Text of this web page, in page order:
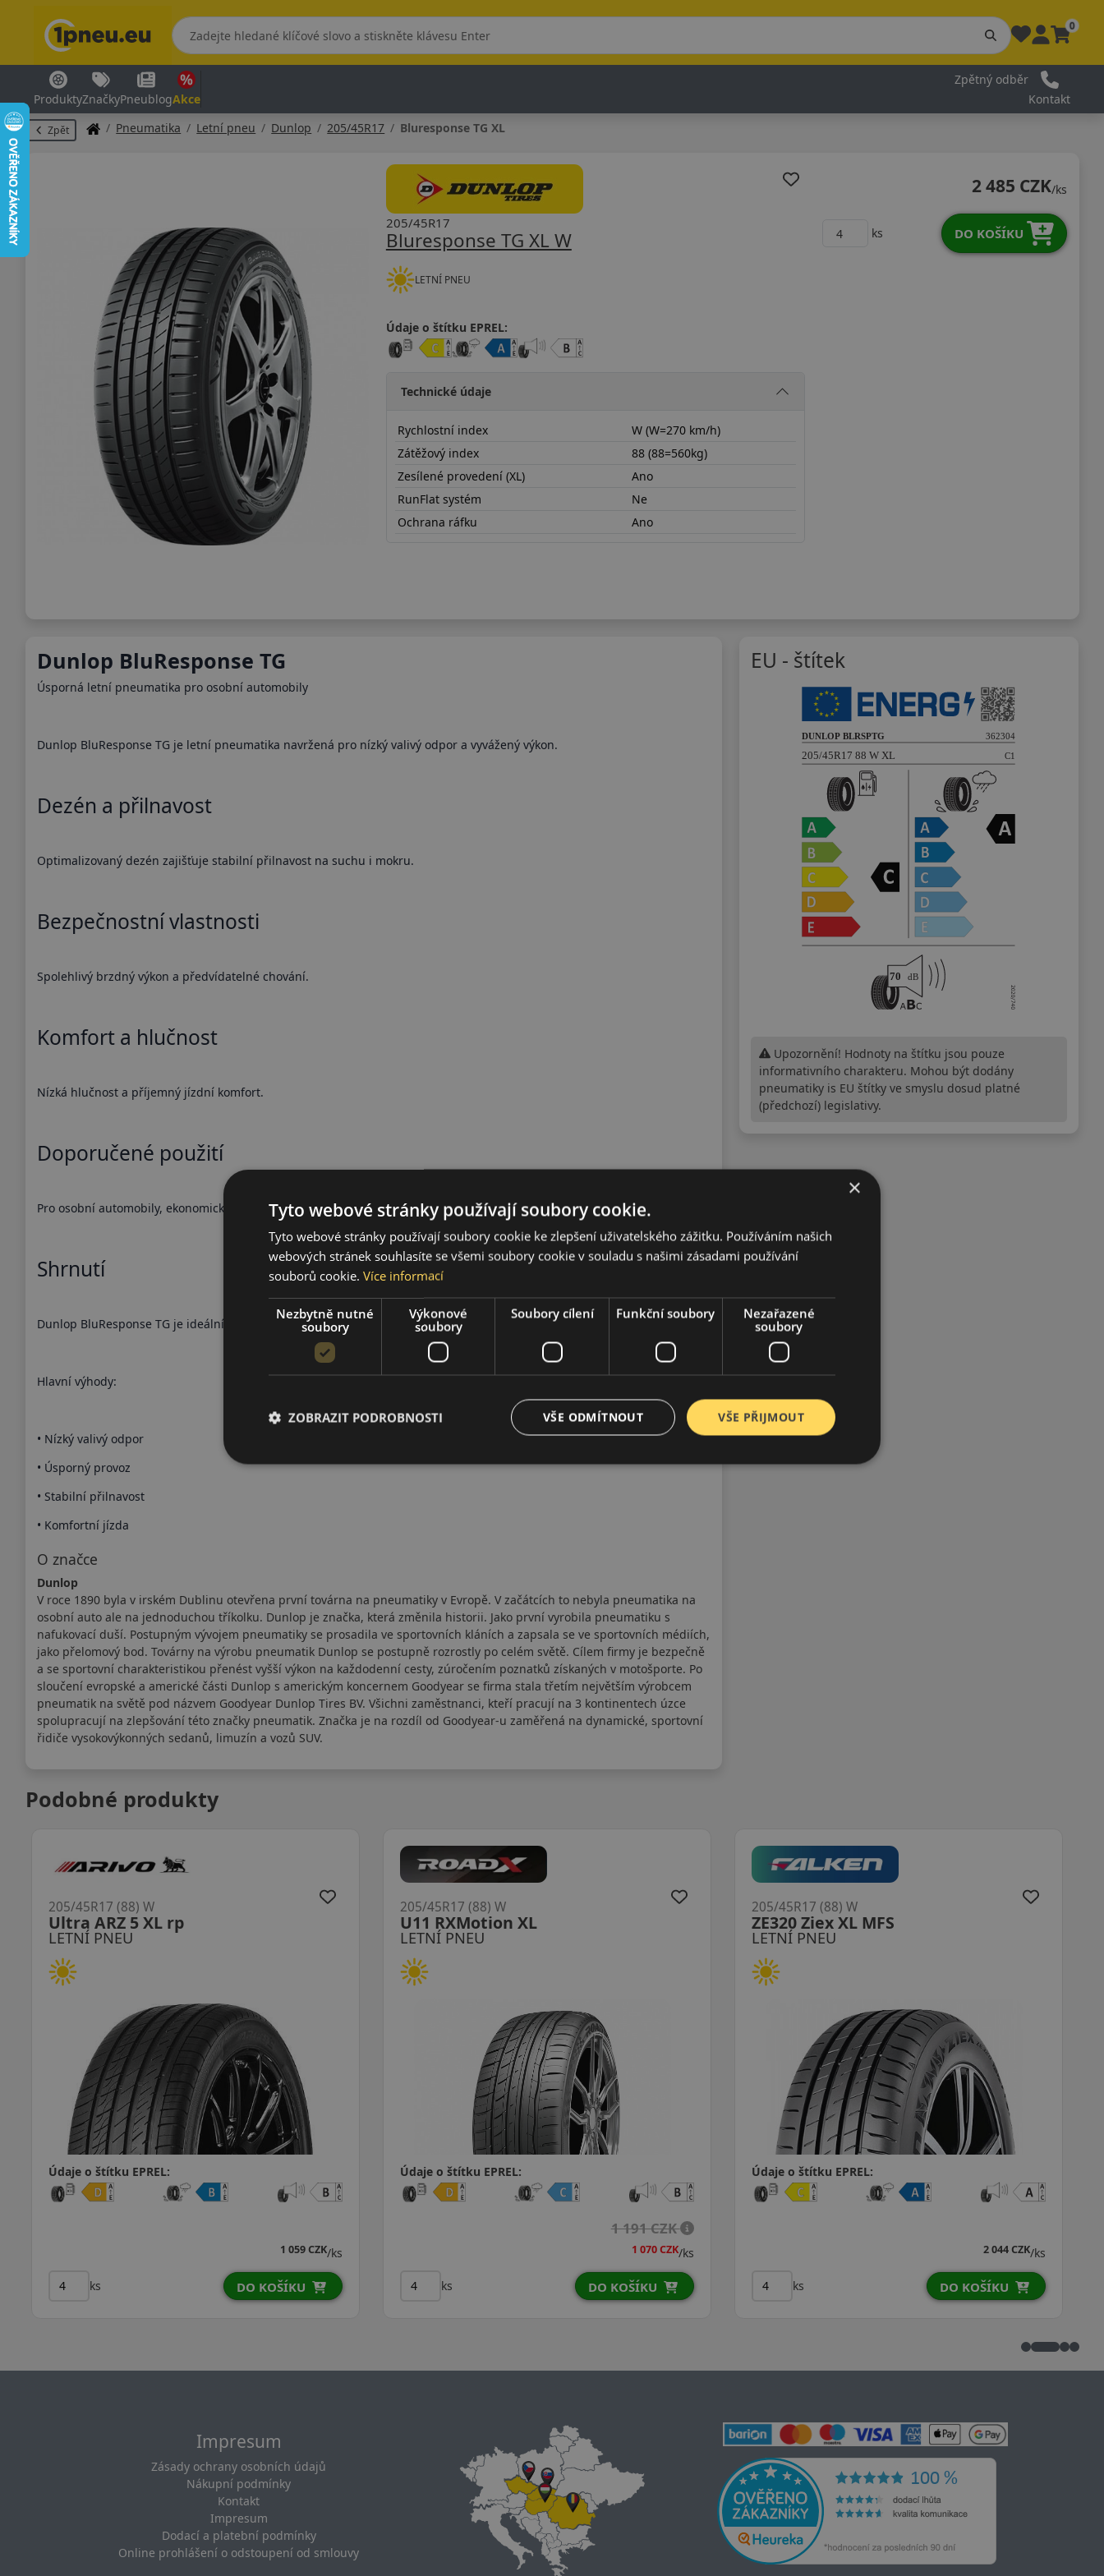
0
ProduktyZnačkyPneublogAkce
Zpětný odběr
Kontakt
Zpět Pneumatika Letní pneu Dunlop 205/45R17 Bluresponse TG XL
Bluresponse TG XL W
205/45R17
LETNÍ PNEU
Údaje o štítku EPREL:
Technické údaje
Rychlostní index
W (W=270 km/h)
Zátěžový index
88 (88=560kg)
Zesílené provedení (XL)
Ano
RunFlat systém
Ne
Ochrana ráfku
Ano
2 485 CZK/ks
ks DO KOŠÍKU
Dunlop BluResponse TG
Úsporná letní pneumatika pro osobní automobily
Dunlop BluResponse TG je letní pneumatika navržená pro nízký valivý odpor a vyvážený výkon.
Dezén a přilnavost
Optimalizovaný dezén zajišťuje stabilní přilnavost na suchu i mokru.
Bezpečnostní vlastnosti
Spolehlivý brzdný výkon a předvídatelné chování.
Komfort a hlučnost
Nízká hlučnost a příjemný jízdní komfort.
Doporučené použití
Pro osobní automobily, ekonomický letní provoz.
Shrnutí
Dunlop BluResponse TG je ideální volbou pro každodenní úspornou jízdu.
Hlavní výhody:
• Nízký valivý odpor
• Úsporný provoz
• Stabilní přilnavost
• Komfortní jízda
O značce
Dunlop
V roce 1890 byla v irském Dublinu otevřena první továrna na pneumatiky v Evropě. V začátcích to nebyla pneumatika na
osobní auto ale na jednoduchou tříkolku. Dunlop je značka, která změnila historii. Jako první vyrobila pneumatiku s
nafukovací duší. Postupným vývojem pneumatiky se prosadila ve sportovních kláních a zapsala se ve sportovních médiích,
jako přelomový bod. Továrny na výrobu pneumatik Dunlop se postupně rozrostly po celém světě. Cílem firmy je bezpečně
a se sportovní charakteristikou přenést vyšší výkon na každodenní cesty, zúročením poznatků získaných v motošporte. Po
sloučení evropské a americké části Dunlop s americkým koncernem Goodyear se firma stala třetím největším výrobcem
pneumatik na světě pod názvem Goodyear Dunlop Tires BV. Všichni zaměstnanci, kteří pracují na 3 kontinentech úzce
spolupracují na zlepšování této značky pneumatik. Značka je na rozdíl od Goodyear-u zaměřená na dynamické, sportovní
řidiče vysokovýkonných sedanů, limuzín a vozů SUV.
EU - štítek
Upozornění! Hodnoty na štítku jsou pouze
informativního charakteru. Mohou být dodány
pneumatiky is EU štítky ve smyslu dosud platné
(předchozí) legislativy.
Podobné produkty
LETNÍ PNEU
R888R Proxes XL 2G DOT22
205/45R17 (88) W
Údaje o štítku EPREL:
2 142 CZK/ks
ks DO KOŠÍKU
LETNÍ PNEU
ZE310EC XL MFS
205/45R17 (88) W
Údaje o štítku EPREL:
2 247 CZK/ks
ks DO KOŠÍKU
LETNÍ PNEU
NS-2R XL (180)
205/45R17 (88) W
Údaje o štítku EPREL:
2 638 CZK/ks
ks DO KOŠÍKU
Impresum
Zásady ochrany osobních údajů
Nákupní podmínky
Kontakt
Impresum
Dodací a platební podmínky
Online prohlášení o odstoupení od smlouvy
×
Tyto webové stránky používají soubory cookie.
Tyto webové stránky používají soubory cookie ke zlepšení uživatelského zážitku. Používáním našich
webových stránek souhlasíte se všemi soubory cookie v souladu s našimi zásadami používání
souborů cookie. Více informací
Nezbytně nutné
soubory
Výkonové
soubory
Soubory cílení Funkční soubory
Nezařazené
soubory
VŠE PŘIJMOUT
VŠE ODMÍTNOUT
ZOBRAZIT PODROBNOSTI